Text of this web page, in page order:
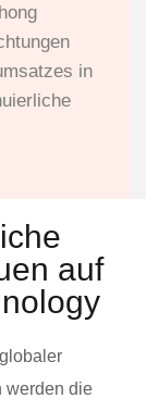
in
auf
werden die